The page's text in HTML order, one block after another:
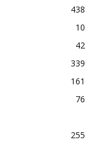
438
10
42
339
161
76
255